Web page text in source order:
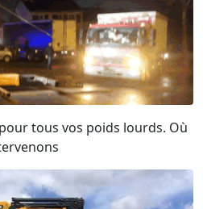
tous vos poids lourds. Où